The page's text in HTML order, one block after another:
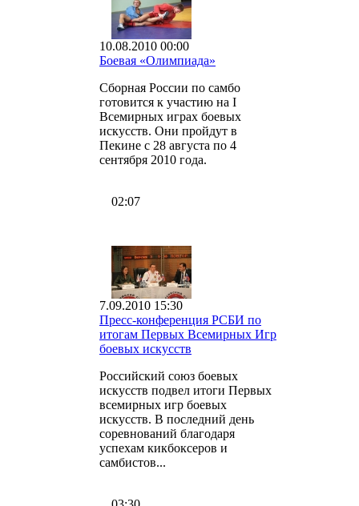
10.08.2010 00:00
Боевая «Олимпиада»
Сборная России по самбо
готовится к участию на I
Всемирных играх боевых
искусств. Они пройдут в
Пекине с 28 августа по 4
сентября 2010 года.
02:07
7.09.2010 15:30
Пресс-конференция РСБИ по
итогам Первых Всемирных Игр
боевых искусств
Российский союз боевых
искусств подвел итоги Первых
всемирных игр боевых
искусств. В последний день
соревнований благодаря
успехам кикбоксеров и
самбистов...